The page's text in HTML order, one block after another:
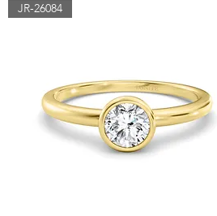
JR-26084